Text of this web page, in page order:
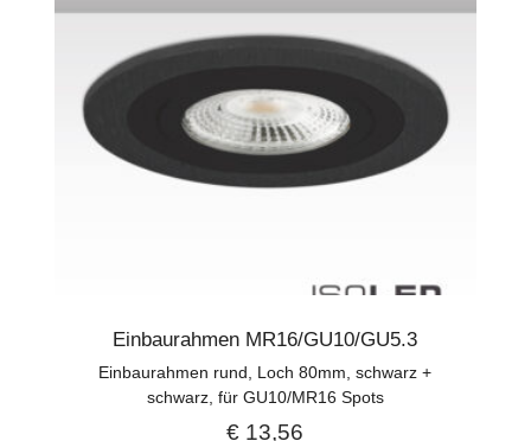
Einbaurahmen MR16/GU10/GU5.3
Einbaurahmen rund, Loch 80mm, schwarz +
schwarz, für GU10/MR16 Spots
€ 13,56